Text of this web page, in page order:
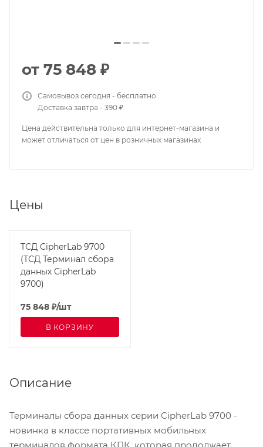
от 75 848 ₽
Самовывоз сегодня - бесплатно
Доставка завтра - 390 ₽
Цена действительна только для интернет-магазина и
может отличаться от цен в розничных магазинах
Цены
ТСД CipherLab 9700
(ТСД Терминал сбора
данных CipherLab
9700)
75 848 ₽/шт
В КОРЗИНУ
Описание
Терминалы сбора данных серии CipherLab 9700 -
новинка в классе портативных мобильных